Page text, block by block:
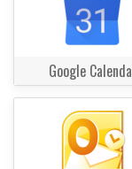
Google